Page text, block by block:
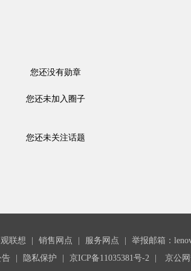
您还没有勋章
您还未加入圈子
您还未关注话题
联想 销售网点 服务网点
举报邮箱：
告 隐私保护 京ICP备11035381号-2 京公